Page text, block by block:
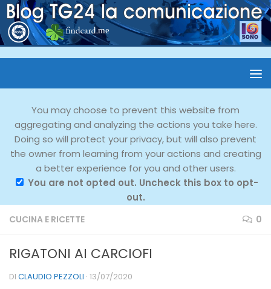
You may choose to prevent this website from
aggregating and analyzing the actions you take here.
Doing so will protect your privacy, but will also prevent
the owner from learning from your actions and creating
a better experience for you and other users.
You are not opted out. Uncheck this box to opt-
out.
CUCINA E RICETTE 0
RIGATONI AI CARCIOFI
DI CLAUDIO PEZZOLI · 13/07/2020